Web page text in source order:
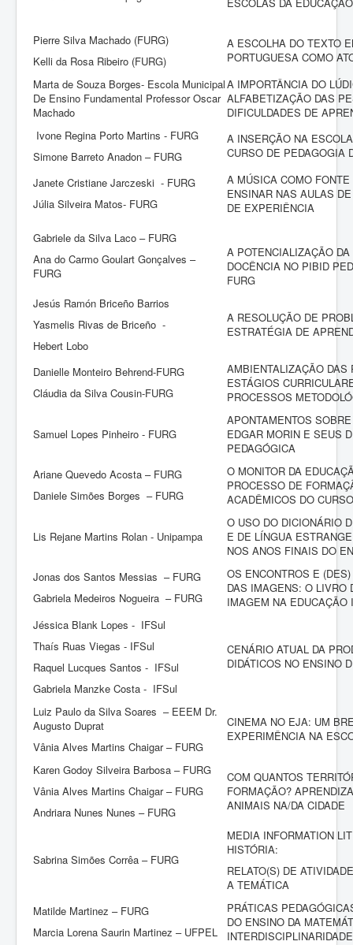
ESCOLAS DA
Pierre Silva Machado (FURG)
Kelli da Rosa Ribeiro (FURG)
A ESCOLHA DO TEXTO
PORTUGUESA COMO
Marta de Souza Borges- Escola Municipal
De Ensino Fundamental Professor Oscar
Machado
A IMPORTÂNCIA DO
ALFABETIZAÇÃO DAS
DIFICULDADES DE
Ivone Regina Porto Martins - FURG
Simone Barreto Anadon – FURG
A INSERÇÃO NA
CURSO DE PEDAGOGIA
Janete Cristiane Jarczeski - FURG
Júlia Silveira Matos- FURG
A MÚSICA COMO
ENSINAR NAS AULAS
DE EXPERIÊNCIA
Gabriele da Silva Laco – FURG
Ana do Carmo Goulart Gonçalves –
FURG
A POTENCIALIZAÇÃO
DOCÊNCIA NO PIBID
FURG
Jesús Ramón Briceño Barrios
Yasmelis Rivas de Briceño -
Hebert Lobo
A RESOLUÇÃO DE
ESTRATÉGIA DE
Danielle Monteiro Behrend-FURG
Cláudia da Silva Cousin-FURG
AMBIENTALIZAÇÃO
ESTÁGIOS
PROCESSOS
Samuel Lopes Pinheiro - FURG
APONTAMENTOS
EDGAR MORIN E SEUS
PEDAGÓGICA
Ariane Quevedo Acosta – FURG
Daniele Simões Borges – FURG
O MONITOR DA
PROCESSO DE
ACADÊMICOS DO
Lis Rejane Martins Rolan - Unipampa
O USO DO DICIONÁRIO
E DE LÍNGUA
NOS ANOS FINAIS DO
Jonas dos Santos Messias – FURG
Gabriela Medeiros Nogueira – FURG
OS ENCONTROS E
DAS IMAGENS: O LIVRO
IMAGEM NA EDUCAÇÃO
Jéssica Blank Lopes - IFSul
Thaís Ruas Viegas - IFSul
Raquel Lucques Santos - IFSul
Gabriela Manzke Costa - IFSul
CENÁRIO ATUAL DA
DIDÁTICOS NO ENSINO
Luiz Paulo da Silva Soares – EEEM Dr.
Augusto Duprat
Vânia Alves Martins Chaigar – FURG
CINEMA NO EJA: UM
EXPERIMÊNCIA NA
Karen Godoy Silveira Barbosa – FURG
Vânia Alves Martins Chaigar – FURG
Andriara Nunes Nunes – FURG
COM QUANTOS
FORMAÇÃO?
ANIMAIS NA/DA CIDADE
Sabrina Simões Corrêa – FURG
MEDIA INFORMATION
HISTÓRIA:
RELATO(S) DE
A TEMÁTICA
Matilde Martinez – FURG
Marcia Lorena Saurin Martinez – UFPEL
PRÁTICAS
DO ENSINO DA